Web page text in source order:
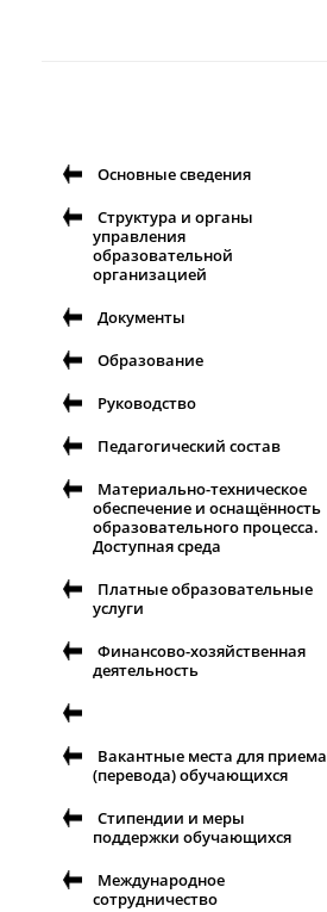
Основные сведения
Структура и органы
управления
образовательной
организацией
Документы
Образование
Руководство
Педагогический состав
Материально-техническое
обеспечение и оснащённость
образовательного процесса.
Доступная среда
Платные образовательные
услуги
Финансово-хозяйственная
деятельность
Вакантные места для приема
(перевода) обучающихся
Стипендии и меры
поддержки обучающихся
Международное
сотрудничество